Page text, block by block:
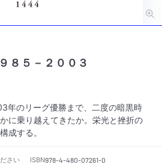
８５－２００３
年のリーグ優勝まで、二度の暗黒時
に乗り越えてきたか。栄光と挫折の
成する。
さい ISBN978-4-480-07261-0